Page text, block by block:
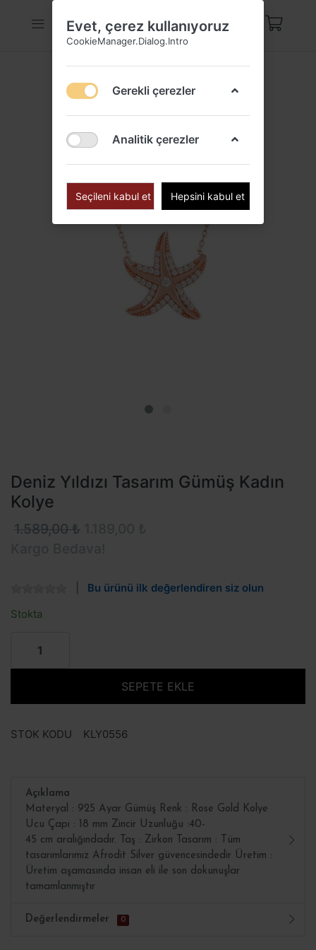
Deniz Yıldızı Tasarım Gümüş Kadın
Kolye
1.589,00 ₺
Bu ürünü ilk değerlendiren siz olun
Stokta
SEPETE EKLE
STOK KODU KLY0556
Açıklama
Materyal : 925 Ayar Gümüş Renk : Rose Gold Kolye
Ucu Çapı : 18 mm Zincir Uzunluğu :40-
45 cm aralığındadır. Taş : Zirkon Tasarım : Tüm
tasarımlarımız Afrodit Silver güvencesindedir Üretim :
Üretim aşamasında insan eli ile son dokunuşlar
tamamlanmıştır
Değerlendirmeler 0
Evet, çerez kullanıyoruz
CookieManager.Dialog.Intro
Gerekli çerezler
Analitik çerezler
Seçileni kabul et Hepsini kabul et